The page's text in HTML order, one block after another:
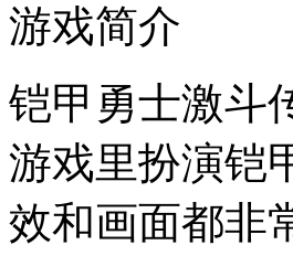
游戏简介
铠甲勇士激斗
游戏里扮演铠
效和画面都非